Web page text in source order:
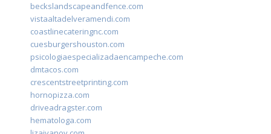
beckslandscapeandfence.com
vistaaltadelveramendi.com
coastlinecateringnc.com
cuesburgershouston.com
psicologiaespecializadaencampeche.com
dmtacos.com
crescentstreetprinting.com
hornopizza.com
driveadragster.com
hematologa.com